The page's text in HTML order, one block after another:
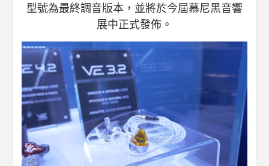
型號為最終調音版本，並將於今屆慕尼黑音響
展中正式發佈。